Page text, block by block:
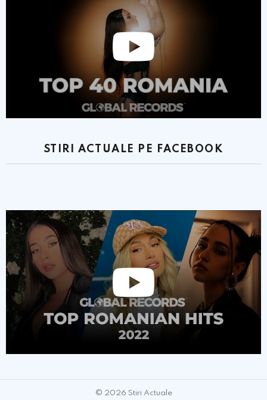
STIRI ACTUALE PE FACEBOOK
© 2026 Stiri Actuale